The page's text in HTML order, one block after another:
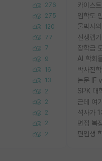
276
275
120
77
7
9
16
13
2
2
2
2
2
카이스
입학도
물박사
신생랩
장학금
AI 학회
논문 IF
SPK 대
근데 여
석사가
면접 복
편입생